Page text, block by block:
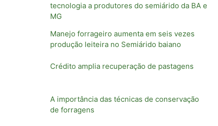
tecnologia a produtores do semiárido da BA e
MG
Manejo forrageiro aumenta em seis vezes
produção leiteira no Semiárido baiano
Crédito amplia recuperação de pastagens
A importância das técnicas de conservação
de forragens